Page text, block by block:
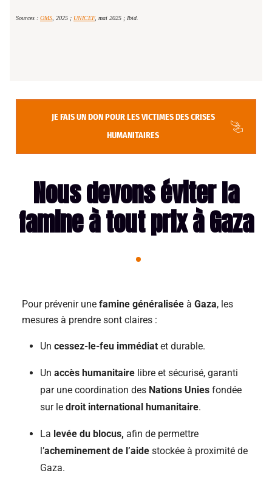
Sources : OMS , 2025 ; UNICEF, mai 2025 ; Ibid.
JE FAIS UN DON POUR LES VICTIMES DES CRISES
HUMANITAIRES
Nous devons éviter la
famine à tout prix à Gaza
Pour prévenir une famine généralisée à Gaza, les
mesures à prendre sont claires :
Un cessez-le-feu immédiat et durable.
Un accès humanitaire libre et sécurisé, garanti
par une coordination des Nations Unies fondée
sur le droit international humanitaire.
La levée du blocus, afin de permettre
l’acheminement de l’aide stockée à proximité de
Gaza.